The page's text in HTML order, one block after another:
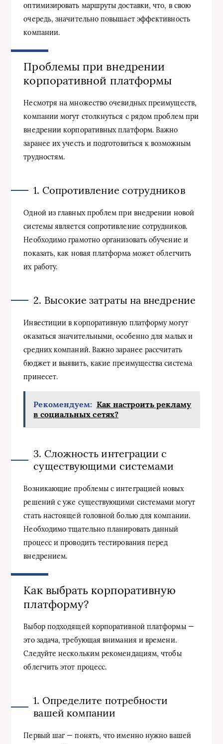
оптимизировать маршруты доставки, что, в свою
очередь, значительно повышает эффективность
компании.
Проблемы при внедрении
корпоративной платформы
Несмотря на множество очевидных преимуществ,
компании могут столкнуться с рядом проблем при
внедрении корпоративных платформ. Важно
заранее их учесть и подготовиться к возможным
трудностям.
1. Сопротивление сотрудников
Одной из главных проблем при внедрении новой
системы является сопротивление сотрудников.
Необходимо грамотно организовать обучение и
показать, как новая платформа может облегчить
их работу.
2. Высокие затраты на внедрение
Инвестиции в корпоративную платформу могут
оказаться значительными, особенно для малых и
средних компаний. Важно заранее рассчитать
бюджет и выявить, какие преимущества система
принесет.
Рекомендуем: Как настроить рекламу
в социальных сетях?
3. Сложность интеграции с
существующими системами
Возникающие проблемы с интеграцией новых
решений с уже существующими системами могут
стать настоящей головной болью для компании.
Необходимо тщательно планировать данный
процесс и проводить тестирования перед
внедрением.
Как выбрать корпоративную
платформу?
Выбор подходящей корпоративной платформы —
это задача, требующая внимания и времени.
Следуйте нескольким рекомендациям, чтобы
облегчить этот процесс.
1. Определите потребности
вашей компании
Первый шаг — понять, что именно нужно вашей